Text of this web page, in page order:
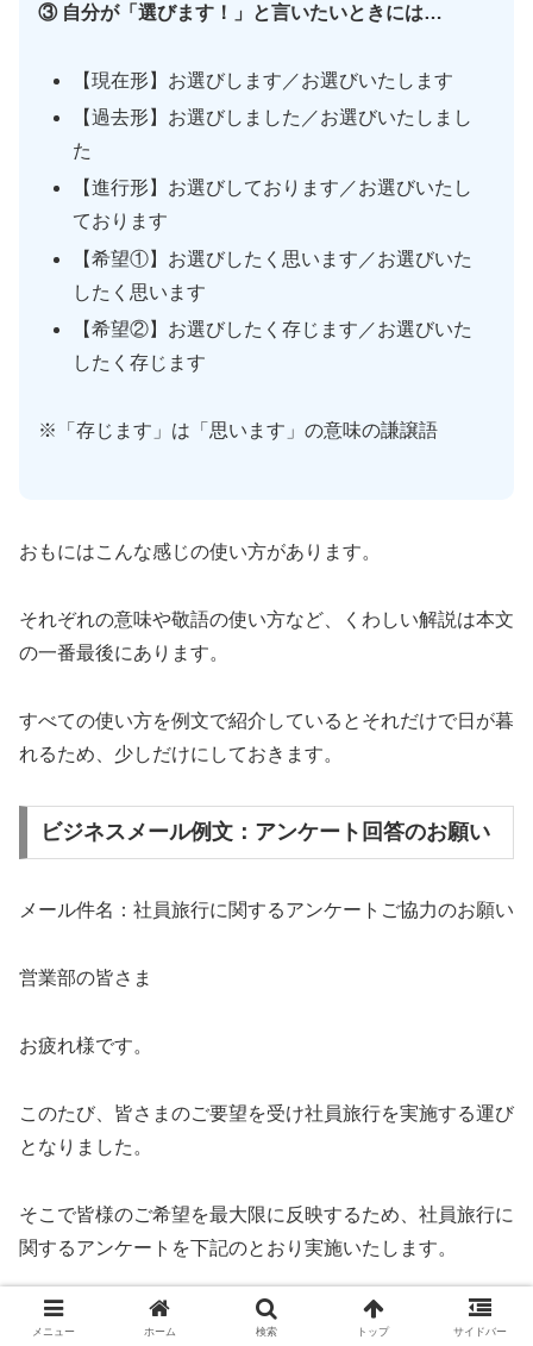
③ 自分が「選びます！」と言いたいときには…
【現在形】お選びします／お選びいたします
【過去形】お選びしました／お選びいたしまし
た
【進行形】お選びしております／お選びいたし
ております
【希望①】お選びしたく思います／お選びいた
したく思います
【希望②】お選びしたく存じます／お選びいた
したく存じます
※「存じます」は「思います」の意味の謙譲語
おもにはこんな感じの使い方があります。
それぞれの意味や敬語の使い方など、くわしい解説は本文
の一番最後にあります。
すべての使い方を例文で紹介しているとそれだけで日が暮
れるため、少しだけにしておきます。
ビジネスメール例文：アンケート回答のお願い
メール件名：社員旅行に関するアンケートご協力のお願い
営業部の皆さま
お疲れ様です。
このたび、皆さまのご要望を受け社員旅行を実施する運び
となりました。
そこで皆様のご希望を最大限に反映するため、社員旅行に
関するアンケートを下記のとおり実施いたします。
▼アンケート項目
メニュー ホーム 検索 トップ サイドバー